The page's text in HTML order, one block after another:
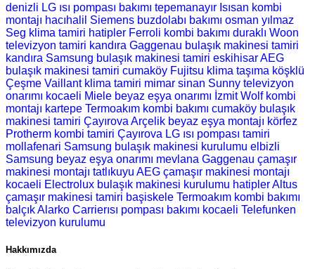
denizli LG ısı pompası bakımı tepemanayır Isısan kombi
montajı hacıhalil Siemens buzdolabı bakımı osman yılmaz
Seg klima tamiri hatipler Ferroli kombi bakımı duraklı Woon
televizyon tamiri kandıra Gaggenau bulaşık makinesi tamiri
kandıra Samsung bulaşık makinesi tamiri eskihisar AEG
bulaşık makinesi tamiri cumaköy Fujitsu klima taşıma köşklü
Çeşme Vaillant klima tamiri mimar sinan Sunny televizyon
onarımı kocaeli Miele beyaz eşya onarımı İzmit Wolf kombi
montajı kartepe Termoakım kombi bakımı cumaköy bulaşık
makinesi tamiri Çayırova Arçelik beyaz eşya montajı körfez
Protherm kombi tamiri Çayırova LG ısı pompası tamiri
mollafenari Samsung bulaşık makinesi kurulumu elbizli
Samsung beyaz eşya onarımı mevlana Gaggenau çamaşır
makinesi montajı tatlıkuyu AEG çamaşır makinesi montajı
kocaeli Electrolux bulaşık makinesi kurulumu hatipler Altus
çamaşır makinesi tamiri başiskele Termoakım kombi bakımı
balçık Alarko Carrierısı pompası bakımı kocaeli Telefunken
televizyon kurulumu
Hakkımızda